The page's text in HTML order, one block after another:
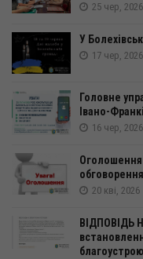
25 чер, 2026
У
17 чер, 2026
Головне
Івано-
16 чер, 2026
Оголошення
20 кві, 2026
ВІДПОВІДЬ